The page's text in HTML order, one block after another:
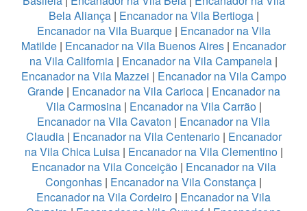
Bela Aliança| Encanador na Vila Bertioga|
Encanador na Vila Buarque| Encanador na Vila
Matilde | Encanador na Vila Buenos Aires | Encanador
na Vila California | Encanador na Vila Campanela |
Encanador na Vila Mazzei | Encanador na Vila Campo
Grande| Encanador na Vila Carioca| Encanador na
Vila Carmosina| Encanador na Vila Carrão|
Encanador na Vila Cavaton | Encanador na Vila
Claudia| Encanador na Vila Centenario| Encanador
na Vila Chica Luisa | Encanador na Vila Clementino|
Encanador na Vila Conceição| Encanador na Vila
Congonhas | Encanador na Vila Constança |
Encanador na Vila Cordeiro | Encanador na Vila